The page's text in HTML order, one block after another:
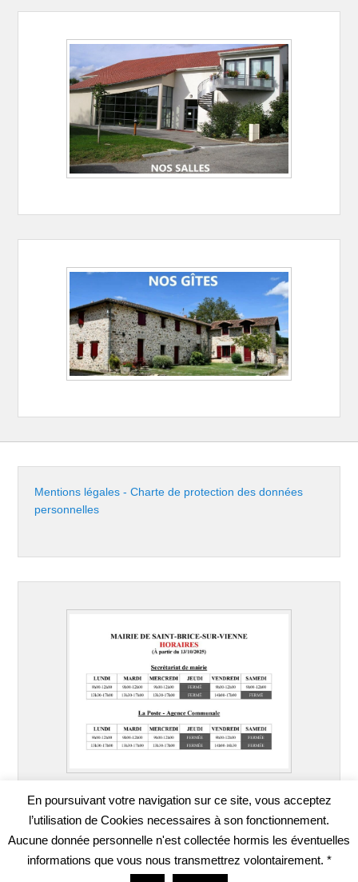
Mentions légales - Charte de protection des données
personnelles
Copyright © 2026SAINT-BRICE-SUR-VIENNETous droits réservés.
En poursuivant votre navigation sur ce site, vous acceptez
l’utilisation de Cookies necessaires à son fonctionnement.
Aucune donnée personnelle n'est collectée hormis les éventuelles
informations que vous nous transmettrez volontairement. *